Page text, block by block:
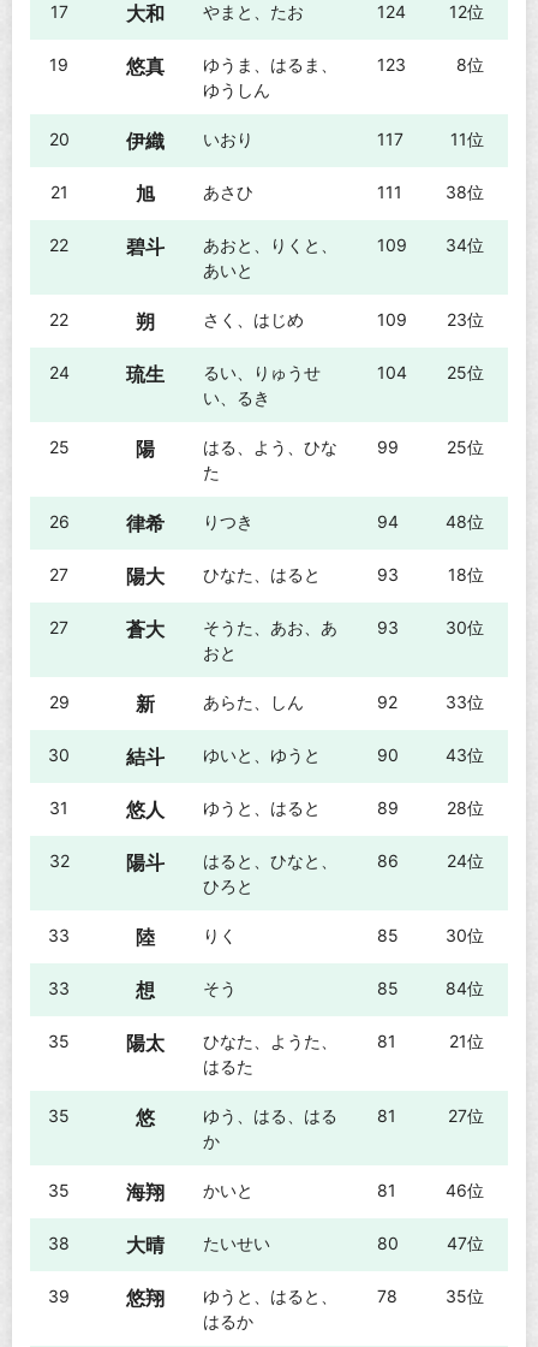
17 大和 やまと、たお 124 12位
19 悠真
ゆうま、はるま、
ゆうしん
123 8位
20 伊織 いおり 117 11位
21 旭 あさひ 111 38位
22 碧斗
あおと、りくと、
あいと
109 34位
22 朔 さく、はじめ 109 23位
24 琉生
るい、りゅうせ
い、るき
104 25位
25 陽
はる、よう、ひな
た
99 25位
26 律希 りつき 94 48位
27 陽大 ひなた、はると 93 18位
27 蒼大
そうた、あお、あ
おと
93 30位
29 新 あらた、しん 92 33位
30 結斗 ゆいと、ゆうと 90 43位
31 悠人 ゆうと、はると 89 28位
32 陽斗
はると、ひなと、
ひろと
86 24位
33 陸 りく 85 30位
33 想 そう 85 84位
35 陽太
ひなた、ようた、
はるた
81 21位
35 悠
ゆう、はる、はる
か
81 27位
35 海翔 かいと 81 46位
38 大晴 たいせい 80 47位
39 悠翔
ゆうと、はると、
はるか
78 35位